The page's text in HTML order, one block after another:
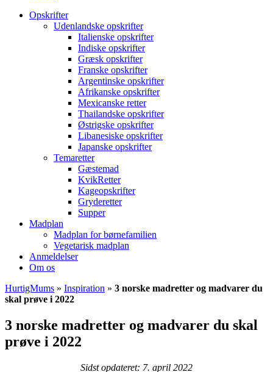
Opskrifter
Udenlandske opskrifter
Italienske opskrifter
Indiske opskrifter
Græsk opskrifter
Franske opskrifter
Argentinske opskrifter
Afrikanske opskrifter
Mexicanske retter
Thailandske opskrifter
Østrigske opskrifter
Libanesiske opskrifter
Japanske opskrifter
Temaretter
Gæstemad
KvikRetter
Kageopskrifter
Gryderetter
Supper
Madplan
Madplan for børnefamilien
Vegetarisk madplan
Anmeldelser
Om os
HurtigMums » Inspiration » 3 norske madretter og madvarer du
skal prøve i 2022
3 norske madretter og madvarer du skal
prøve i 2022
Sidst opdateret: 7. april 2022